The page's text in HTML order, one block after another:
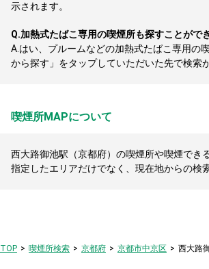
示されます。
Q.加熱式たばこ専用の喫煙所も探すことがで
A. はい、プルームなどの加熱式たばこ専用の
から探す」をタップしていただいた先で検索
喫煙所MAPについて
西大路御池駅（京都府）の喫煙所や喫煙でき
指定したエリアだけでなく、現在地からの検
TOP 喫煙所検索 京都府 京都市中京区 西大路